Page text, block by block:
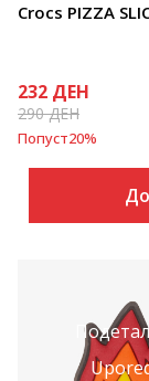
Crocs PIZZA
232 ДЕН
290ДЕН
Попуст20%